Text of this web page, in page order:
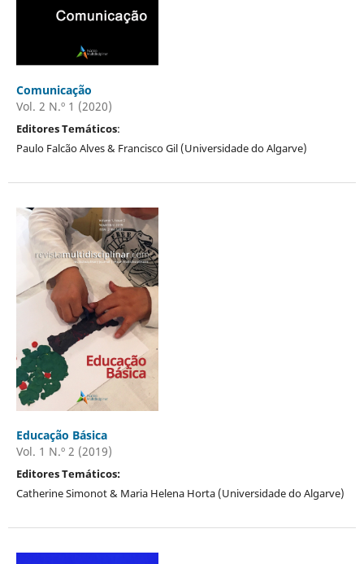
Comunicação
Vol. 2 N.º 1 (2020)
Editores Temáticos:
Paulo Falcão Alves & Francisco Gil (Universidade do Algarve)
Educação Básica
Vol. 1 N.º 2 (2019)
Editores Temáticos:
Catherine Simonot & Maria Helena Horta (Universidade do Algarve)